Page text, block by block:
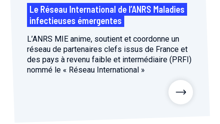
Le Réseau International de l’ANRS Maladies
infectieuses émergentes
L’ANRS MIE anime, soutient et coordonne un
réseau de partenaires clefs issus de France et
des pays à revenu faible et intermédiaire (PRFI)
nommé le « Réseau International »